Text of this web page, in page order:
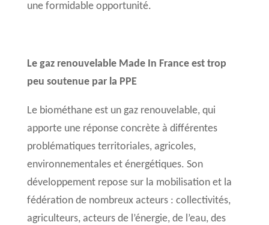
une formidable opportunité.
Le gaz renouvelable Made In France est trop
peu soutenue par la PPE
Le biométhane est un gaz renouvelable, qui
apporte une réponse concrète à différentes
problématiques territoriales, agricoles,
environnementales et énergétiques. Son
développement repose sur la mobilisation et la
fédération de nombreux acteurs : collectivités,
agriculteurs, acteurs de l’énergie, de l’eau, des